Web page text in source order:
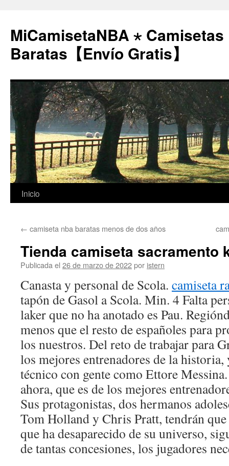
MiCamisetaNBA ⋆ Camisetas
Baratas【Envío Gratis】
Saltar
contenido
Inicio
← camiseta nba baratas menos de dos años
Tienda camiseta sacramento
Publicada el 26 de marzo de 2022por istern
Canasta y personal de Scola. camiseta
tapón de Gasol a Scola. Min. 4 Falta
laker que no ha anotado es Pau.
menos que el resto de españoles para
los nuestros. Del reto de trabajar para
los mejores entrenadores de la
técnico con gente como Ettore
ahora, que es de los mejores
Sus protagonistas, dos hermanos
Tom Holland y Chris Pratt, tendrán
que ha desaparecido de su universo,
de tantas concesiones, los jugadores